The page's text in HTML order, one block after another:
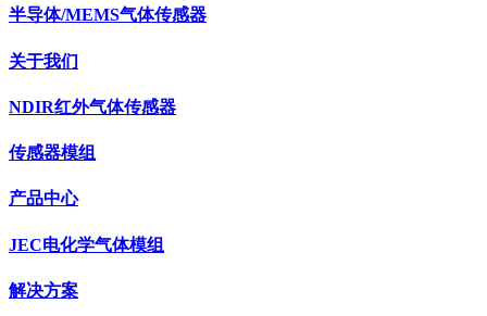
半导体/MEMS气体传感器
关于我们
NDIR红外气体传感器
传感器模组
产品中心
JEC电化学气体模组
解决方案